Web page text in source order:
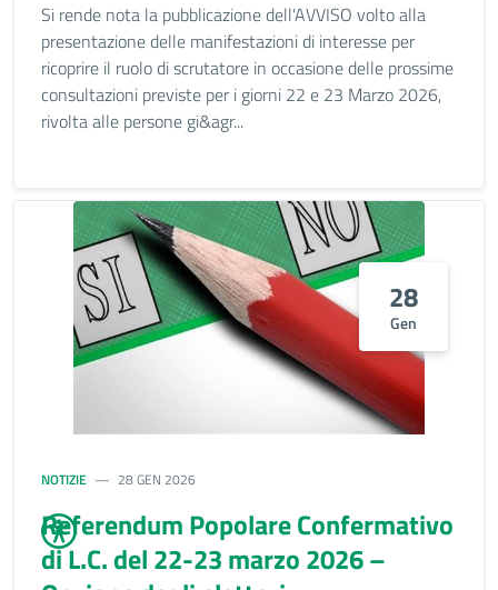
Si rende nota la pubblicazione dell'AVVISO volto alla
presentazione delle manifestazioni di interesse per
ricoprire il ruolo di scrutatore in occasione delle prossime
consultazioni previste per i giorni 22 e 23 Marzo 2026,
rivolta alle persone gi&agr...
28
Gen
NOTIZIE 28 GEN 2026
Referendum Popolare Confermativo
di L.C. del 22-23 marzo 2026 –